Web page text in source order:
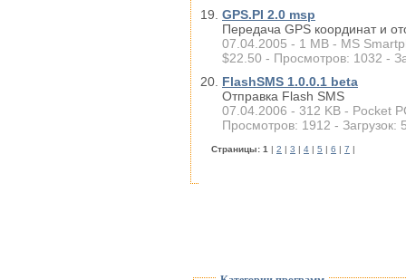
GPS.PI 2.0 msp
Передача GPS координат и
07.04.2005 - 1 MB - MS
$22.50 - Просмотров: 1032 -
FlashSMS 1.0.0.1 beta
Отправка Flash SMS
07.04.2006 - 312 KB - Pocket
Просмотров: 1912 - Загрузок:
Cтраницы: 1 2 3 4 5 6 7